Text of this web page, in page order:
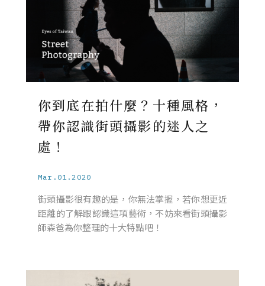
你到底在拍什麼？十種風格，
帶你認識街頭攝影的迷人之
處！
Mar.01.2020
街頭攝影很有趣的是，你無法掌握，若你想更近
距離的了解跟認識這項藝術，不妨來看街頭攝影
師森爸為你整理的十大特點吧！